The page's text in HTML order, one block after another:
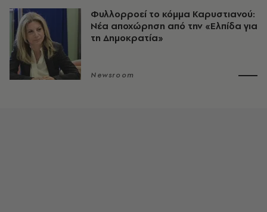
Φυλλορροεί το κόμμα Καρυστιανού:
Νέα αποχώρηση από την «Ελπίδα για
τη Δημοκρατία»
Newsroom